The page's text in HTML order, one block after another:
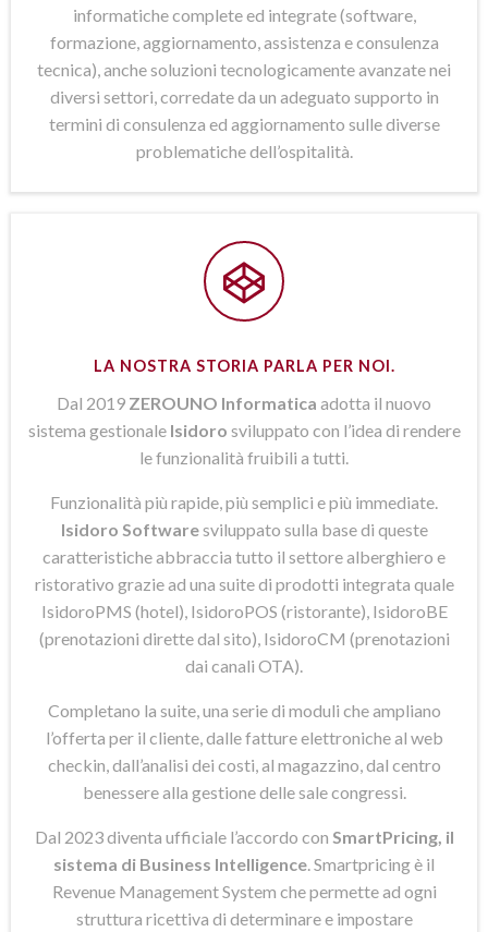
informatiche complete ed integrate (software,
formazione, aggiornamento, assistenza e consulenza
tecnica), anche soluzioni tecnologicamente avanzate nei
diversi settori, corredate da un adeguato supporto in
termini di consulenza ed aggiornamento sulle diverse
problematiche dell’ospitalità.
LA NOSTRA STORIA PARLA PER NOI.
Dal 2019 ZEROUNO Informatica adotta il nuovo
sistema gestionale Isidoro sviluppato con l’idea di rendere
le funzionalità fruibili a tutti.
Funzionalità più rapide, più semplici e più immediate.
Isidoro Softwaresviluppato sulla base di queste
caratteristiche abbraccia tutto il settore alberghiero e
ristorativo grazie ad una suite di prodotti integrata quale
IsidoroPMS (hotel), IsidoroPOS (ristorante), IsidoroBE
(prenotazioni dirette dal sito), IsidoroCM (prenotazioni
dai canali OTA).
Completano la suite, una serie di moduli che ampliano
l’offerta per il cliente, dalle fatture elettroniche al web
checkin, dall’analisi dei costi, al magazzino, dal centro
benessere alla gestione delle sale congressi.
Dal 2023 diventa ufficiale l’accordo con SmartPricing, il
sistema di Business Intelligence . Smartpricing è il
Revenue Management System che permette ad ogni
struttura ricettiva di determinare e impostare